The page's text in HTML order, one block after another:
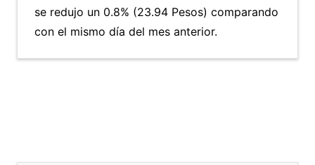
se redujo un 0.8% (23.94 Pesos) comparando
con el mismo día del mes anterior.